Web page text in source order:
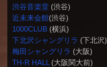
渋谷音楽堂(渋谷)
近未来会館(渋谷)
1000CLUB(横浜)
下北沢シャングリラ (下北沢)
梅田シャングリラ (大阪)
TH-R HALL(大阪関大前)